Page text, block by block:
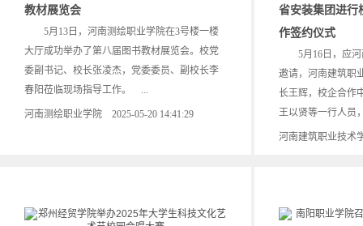
教材展览会
5月13日，河南测绘职业学院在3号楼一楼
大厅成功举办了第八届图书教材展览会。校党
委副书记、校长张凌杰，党委委员、副校长李
春阳莅临现场指导工作。 ...
河南测绘职业学院 2025-05-20 14:41:29
省安装集团进行
作签约仪式
5月16日，应河
邀请，河南建筑职
长王辉，校企合作
王以贤等一行人员
河南建筑职业技术